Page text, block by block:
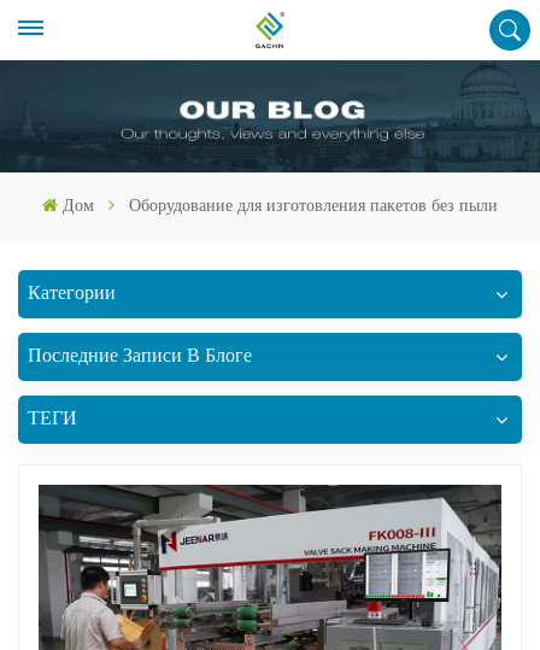
Дом Оборудование для изготовления пакетов без пыли
Категории
Последние Записи В Блоге
ТЕГИ